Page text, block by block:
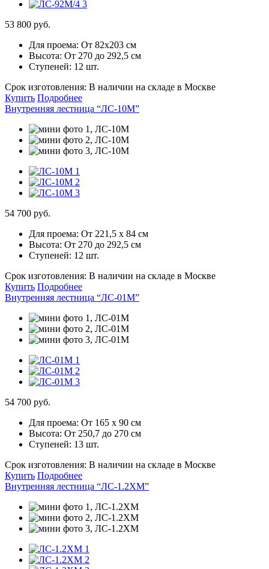
53 800 руб.
Для проема: От 82х203 см
Высота: От 270 до 292,5 см
Ступеней: 12 шт.
Срок изготовления: В наличии на складе в Москве
Купить Подробнее
Внутренняя лестница “ЛС-10М”
54 700 руб.
Для проема: От 221,5 х 84 см
Высота: От 270 до 292,5 см
Ступеней: 12 шт.
Срок изготовления: В наличии на складе в Москве
Купить Подробнее
Внутренняя лестница “ЛС-01М”
54 700 руб.
Для проема: От 165 х 90 см
Высота: От 250,7 до 270 см
Ступеней: 13 шт.
Срок изготовления: В наличии на складе в Москве
Купить Подробнее
Внутренняя лестница “ЛС-1.2ХМ”